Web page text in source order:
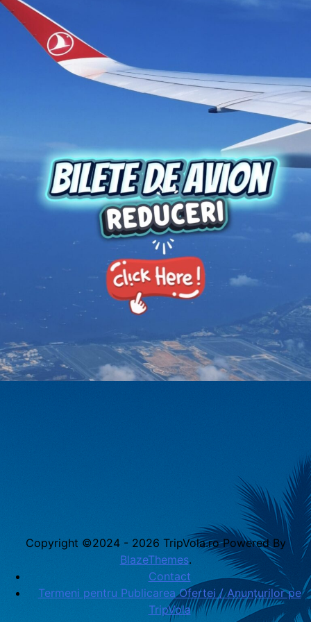
Copyright ©2024 - 2026 TripVola.ro Powered By
BlazeThemes.
Contact
Termeni pentru Publicarea Ofertei / Anunțurilor pe
TripVola